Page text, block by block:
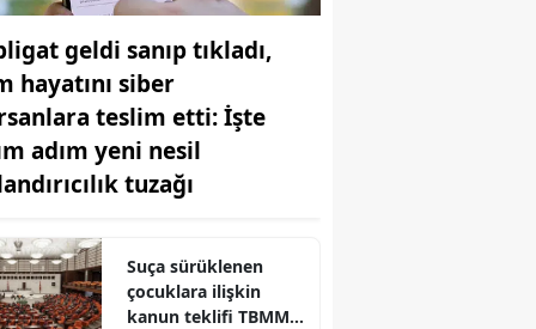
Sinop
Sivas
Tekirdağ
Tokat
Tunceli
Şanlıurfa
geldi sanıp tıkladı,
hayatını siber
teslim etti: İşte
adım yeni nesil
tuzağı
Suça sürüklenen
çocuklara ilişkin
kanun teklifi TBMM